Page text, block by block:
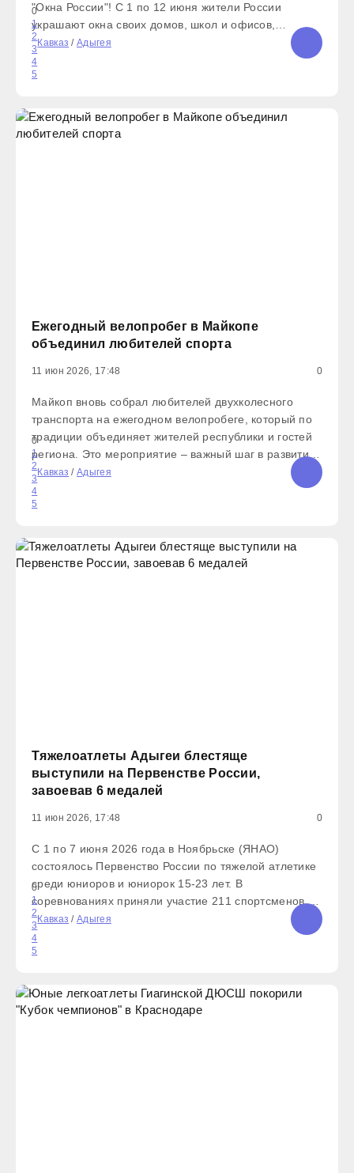
"Окна России"! С 1 по 12 июня жители России
украшают окна своих домов, школ и офисов,
наполняя улицы атмосферой праздника. Рисунки,
флаги, символы Родины — каждый элемент
напоминает о нашей общей
0
1
2
3
4
5
Кавказ /Адыгея
Ежегодный велопробег в Майкопе
объединил любителей спорта
11 июн 2026, 17:48 0
Майкоп вновь собрал любителей двухколесного
транспорта на ежегодном велопробеге, который по
традиции объединяет жителей республики и гостей
региона. Это мероприятие – важный шаг в развитии
массового спорта и популяризации здорового
образа жизни. Глава Адыгеи Мурат Кумпилов лично
присоединился к
0
1
2
3
4
5
Кавказ /Адыгея
Тяжелоатлеты Адыгеи блестяще
выступили на Первенстве России,
завоевав 6 медалей
11 июн 2026, 17:48 0
С 1 по 7 июня 2026 года в Ноябрьске (ЯНАО)
состоялось Первенство России по тяжелой атлетике
среди юниоров и юниорок 15-23 лет. В
соревнованиях приняли участие 211 спортсменов из
47 регионов страны. Спортсмены из Республики
Адыгея продемонстрировали высокий уровень
подготовки, завоевав в
0
1
2
3
4
5
Кавказ /Адыгея